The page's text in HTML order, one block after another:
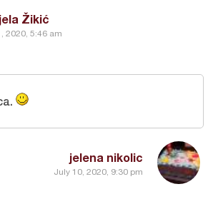
Žikić
2020, 5:46 am
jelena nikolic
July 10, 2020, 9:30 pm